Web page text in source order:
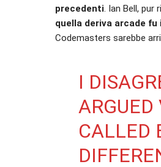
precedenti. Ian Bell, pur
quella deriva arcade
Codemasters sarebbe
I
ARGUED
CALLED